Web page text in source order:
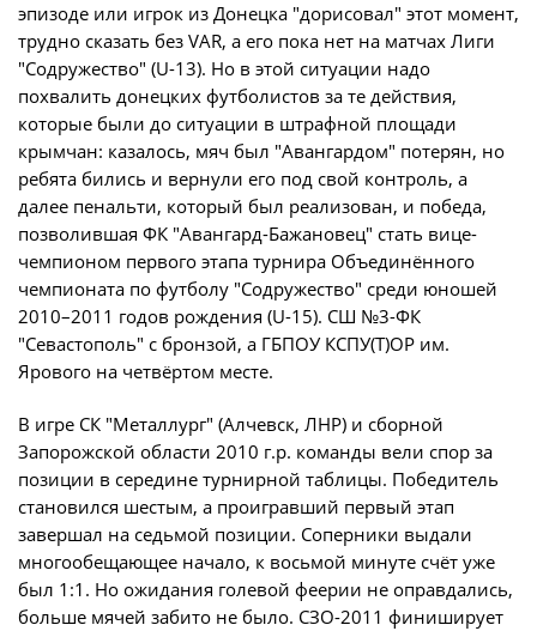
Команды
Игроки
Дисквалификации
О турнире
Архив турниров
Регламентирующие документы
эпизоде или игрок из Донецка "дорисовал" этот момент,
трудно сказать без VAR, а его пока нет на матчах Лиги
"Содружество" (U-13). Но в этой ситуации надо
похвалить донецких футболистов за те действия,
которые были до ситуации в штрафной площади
крымчан: казалось, мяч был "Авангардом" потерян, но
ребята бились и вернули его под свой контроль, а
далее пенальти, который был реализован, и победа,
позволившая ФК "Авангард-Бажановец" стать вице-
чемпионом первого этапа турнира Объединённого
чемпионата по футболу "Содружество" среди юношей
2010–2011 годов рождения (U-15). СШ №3-ФК
"Севастополь" с бронзой, а ГБПОУ КСПУ(Т)ОР им.
Ярового на четвёртом месте.
В игре СК "Металлург" (Алчевск, ЛНР) и сборной
Запорожской области 2010 г.р. команды вели спор за
позиции в середине турнирной таблицы. Победитель
становился шестым, а проигравший первый этап
завершал на седьмой позиции. Соперники выдали
многообещающее начало, к восьмой минуте счёт уже
был 1:1. Но ожидания голевой феерии не оправдались,
больше мячей забито не было. СЗО-2011 финиширует